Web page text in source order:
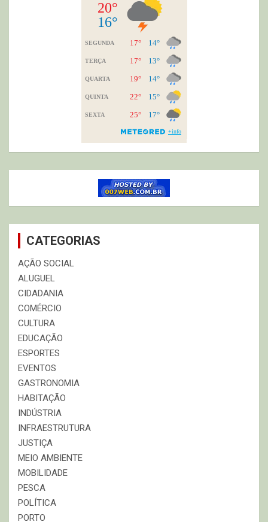
CATEGORIAS
AÇÃO SOCIAL
ALUGUEL
CIDADANIA
COMÉRCIO
CULTURA
EDUCAÇÃO
ESPORTES
EVENTOS
GASTRONOMIA
HABITAÇÃO
INDÚSTRIA
INFRAESTRUTURA
JUSTIÇA
MEIO AMBIENTE
MOBILIDADE
PESCA
POLÍTICA
PORTO